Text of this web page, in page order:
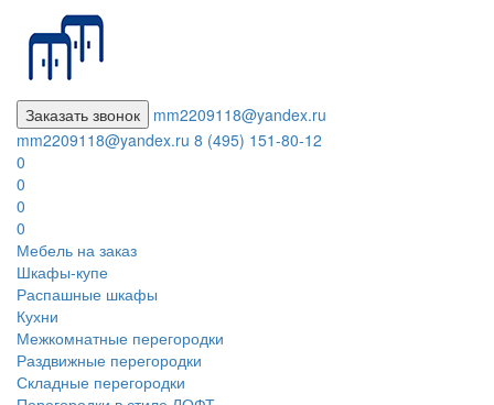
Заказать звонок
mm2209118@yandex.ru
mm2209118@yandex.ru 8 (495) 151-80-12
0
0
0
0
Мебель на заказ
Шкафы-купе
Распашные шкафы
Кухни
Межкомнатные перегородки
Раздвижные перегородки
Складные перегородки